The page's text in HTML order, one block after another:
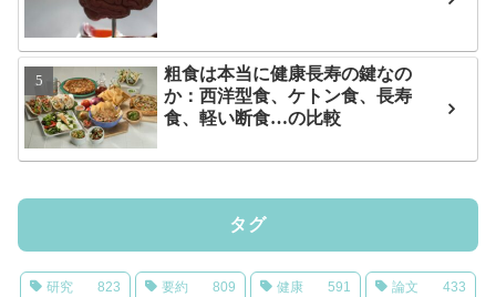
粗食は本当に健康長寿の鍵なの
か：西洋型食、ケトン食、長寿
食、軽い断食…の比較
タグ
研究 823 要約 809 健康 591 論文 433